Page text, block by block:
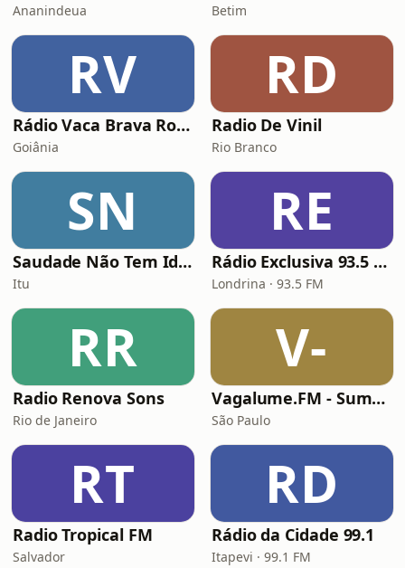
Ananindeua Betim
RV
Rádio Vaca Brava Rock
Goiânia
RD
Radio De Vinil
Rio Branco
SN
Saudade Não Tem Idade
Itu
RE
Rádio Exclusiva 93.5 FM
Londrina · 93.5 FM
RR
Radio Renova Sons
Rio de Janeiro
V-
Vagalume.FM - Summer
São Paulo
RT
Radio Tropical FM
Salvador
RD
Rádio da Cidade 99.1
Itapevi · 99.1 FM